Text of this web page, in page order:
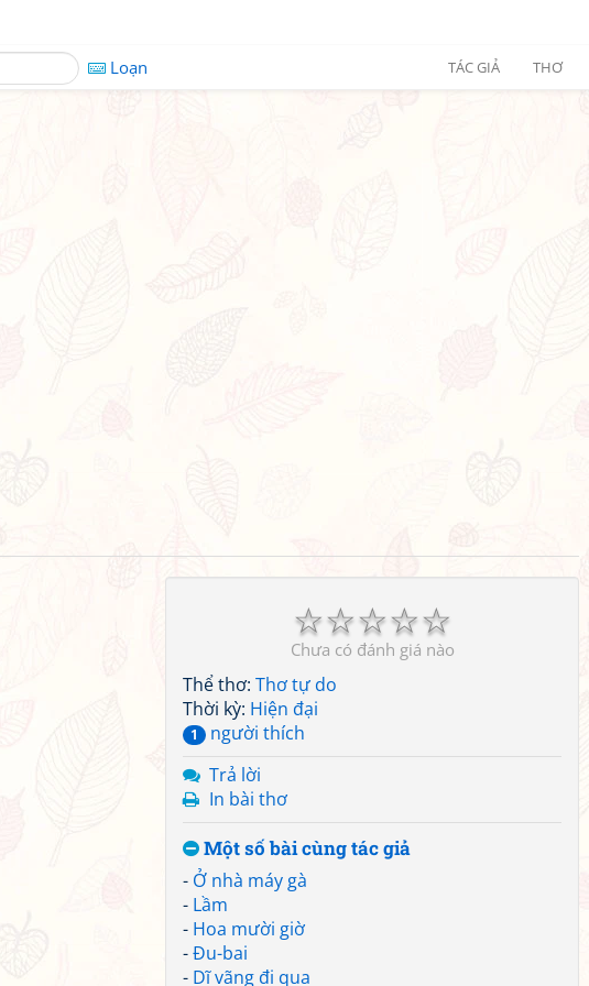
Loạn TÁC GIẢ THƠ
☆
☆
☆
☆
☆
Chưa có đánh giá nào
Thể thơ: Thơ tự do
Thời kỳ: Hiện đại
1
người thích
Trả lời
In bài thơ
Một số bài cùng tác giả
- Ở nhà máy gà
- Lầm
- Hoa mười giờ
-Đu-bai
- Dĩ vãng đi qua